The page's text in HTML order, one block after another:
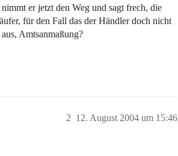
er jetzt den Weg und sagt frech, die
für den Fall das der Händler doch nicht
Amtsanmaßung?
12. August 2004 um 15:46
2